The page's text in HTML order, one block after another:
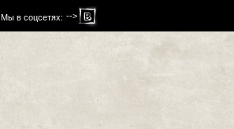
Мы в соцсетях: -->